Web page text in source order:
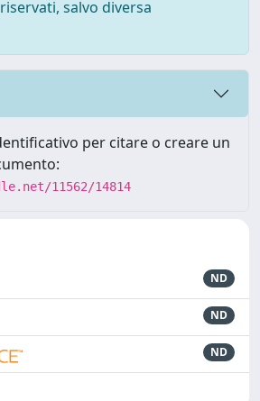
salvo diversa
per citare o creare un
11562/14814
ND
ND
ND